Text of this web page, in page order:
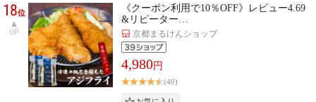
18位
UP
《クーポン利用で10％OFF》レビュー4.69
&リピーター…
京都まるけんショップ
4,980円
(40)